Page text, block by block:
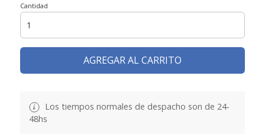
Cantidad
AGREGAR AL CARRITO
Los tiempos normales de despacho son de 24-
48hs